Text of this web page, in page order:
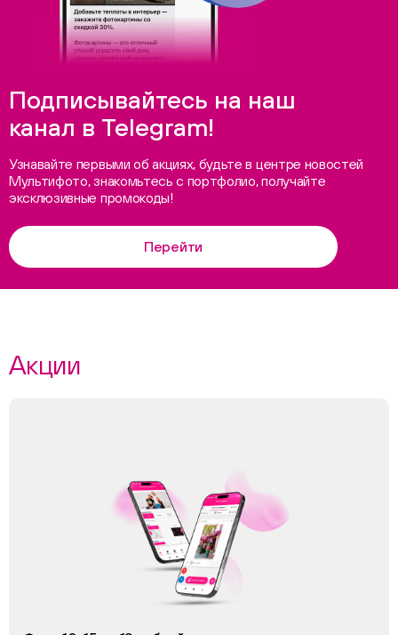
Подписывайтесь на наш
канал в Telegram!
Узнавайте первыми об акциях, будьте в центре новостей
Мультифото, знакомьтесь с портфолио, получайте
эксклюзивные промокоды!
Перейти
Акции